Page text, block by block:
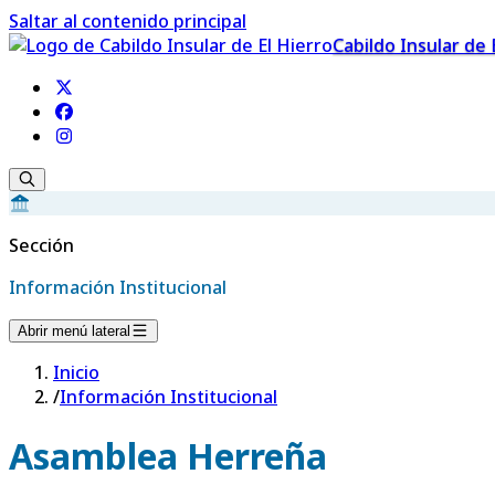
Saltar al contenido principal
Cabildo Insular de
Sección
Información Institucional
Abrir menú lateral
Inicio
/Información Institucional
Asamblea Herreña